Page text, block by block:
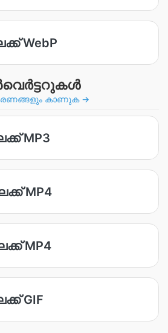
WebP
കാണുക →
MP3
MP4
MP4
GIF